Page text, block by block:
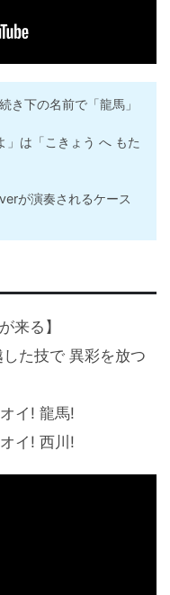
き下の名前で「龍馬」
」は「こきょう へ もた
が演奏されるケース
来る】
た技で 異彩を放つ
イ! 龍馬!
イ! 西川!